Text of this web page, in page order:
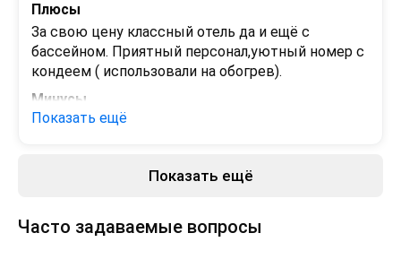
Плюсы
За свою цену классный отель да и ещё с
бассейном. Приятный персонал,уютный номер с
кондеем ( использовали на обогрев).
Минусы
-Показать ещё
Показать ещё
Часто задаваемые вопросы